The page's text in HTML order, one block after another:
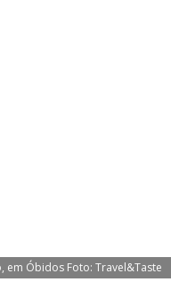
em Óbidos Foto: Travel&Taste